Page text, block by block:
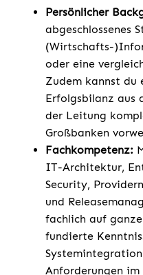
Persönlicher
abgeschlossenes
(Wirtschafts-
oder eine
Zudem kannst du
Erfolgsbilanz aus
der Leitung
Großbanken
Fachkompetenz:
IT-Architektur,
Security,
und
fachlich auf
fundierte
Anforderungen